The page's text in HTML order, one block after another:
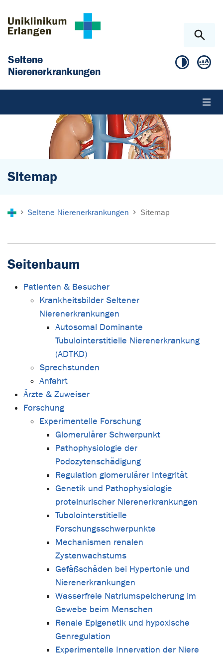
Seltene
Nierenerkrankungen
Sitemap
Seltene Nierenerkrankungen Sitemap
Seitenbaum
Patienten & Besucher
Krankheitsbilder Seltener
Nierenerkrankungen
Autosomal Dominante
Tubulointerstitielle Nierenerkrankung
(ADTKD)
Sprechstunden
Anfahrt
Ärzte & Zuweiser
Forschung
Experimentelle Forschung
Glomerulärer Schwerpunkt
Pathophysiologie der
Podozytenschädigung
Regulation glomerulärer Integrität
Genetik und Pathophysiologie
proteinurischer Nierenerkrankungen
Tubolointerstitielle
Forschungsschwerpunkte
Mechanismen renalen
Zystenwachstums
Gefäßschäden bei Hypertonie und
Nierenerkrankungen
Wasserfreie Natriumspeicherung im
Gewebe beim Menschen
Renale Epigenetik und hypoxische
Genregulation
Experimentelle Innervation der Niere